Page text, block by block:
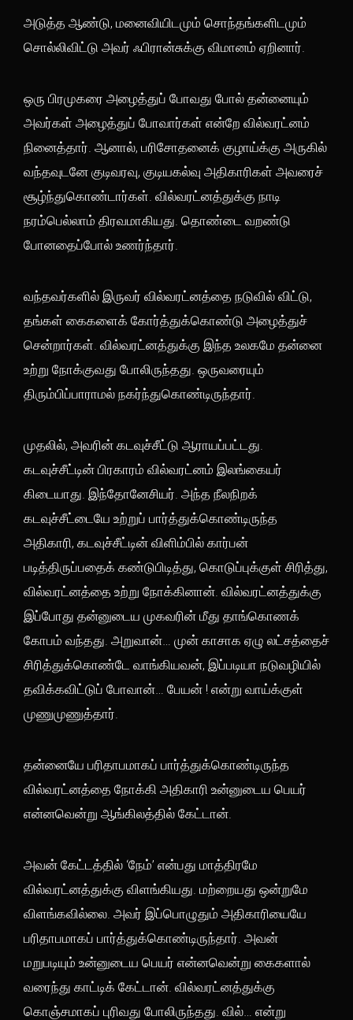
அடுத்த ஆண்டு, மனைவியிடமும் சொந்தங்களிடமும்
சொல்லிவிட்டு அவர் ஃபிரான்சுக்கு விமானம் ஏறினார்.
ஒரு பிரமுகரை அழைத்துப் போவது போல் தன்னையும்
அவர்கள் அழைத்துப் போவார்கள் என்றே வில்வரட்னம்
நினைத்தார். ஆனால், பரிசோதனைக் குழாய்க்கு அருகில்
வந்தவுடனே குடிவரவு, குடியகல்வு அதிகாரிகள் அவரைச்
சூழ்ந்துகொண்டார்கள். வில்வரட்னத்துக்கு நாடி
நரம்பெல்லாம் திரவமாகியது. தொண்டை வறண்டு
போனதைப்போல் உணர்ந்தார்.
வந்தவர்களில் இருவர் வில்வரட்னத்தை நடுவில் விட்டு,
தங்கள் கைகளைக் கோர்த்துக்கொண்டு அழைத்துச்
சென்றார்கள். வில்வரட்னத்துக்கு இந்த உலகமே தன்னை
உற்று நோக்குவது போலிருந்தது. ஒருவரையும்
திரும்பிப்பாராமல் நகர்ந்துகொண்டிருந்தார்.
முதலில், அவரின் கடவுச்சீட்டு ஆராயப்பட்டது.
கடவுச்சீட்டின் பிரகாரம் வில்வரட்னம் இலங்கையர்
கிடையாது. இந்தோனேசியர். அந்த நீலநிறக்
கடவுச்சீட்டையே உற்றுப் பார்த்துக்கொண்டிருந்த
அதிகாரி, கடவுச்சீட்டின் விளிம்பில் கார்பன்
படித்திருப்பதைக் கண்டுபிடித்து, கொடுப்புக்குள் சிரித்து,
வில்வரட்னத்தை உற்று நோக்கினான். வில்வரட்னத்துக்கு
இப்போது தன்னுடைய முகவரின் மீது தாங்கொணக்
கோபம் வந்தது. அறுவான்… முன் காசாக ஏழு லட்சத்தைச்
சிரித்துக்கொண்டே வாங்கியவன், இப்படியா நடுவழியில்
தவிக்கவிட்டுப் போவான்… பேயன் ! என்று வாய்க்குள்
முணுமுணுத்தார்.
தன்னையே பரிதாபமாகப் பார்த்துக்கொண்டிருந்த
வில்வரட்னத்தை நோக்கி அதிகாரி உன்னுடைய பெயர்
என்னவென்று ஆங்கிலத்தில் கேட்டான்.
அவன் கேட்டத்தில் ‘நேம்’ என்பது மாத்திரமே
வில்வரட்னத்துக்கு விளங்கியது. மற்றையது ஒன்றுமே
விளங்கவில்லை. அவர் இப்பொழுதும் அதிகாரியையே
பரிதாபமாகப் பார்த்துக்கொண்டிருந்தார். அவன்
மறுபடியும் உன்னுடைய பெயர் என்னவென்று கைகளால்
வரைந்து காட்டிக் கேட்டான். வில்வரட்னத்துக்கு
கொஞ்சமாகப் புரிவது போலிருந்தது. வில்… என்று